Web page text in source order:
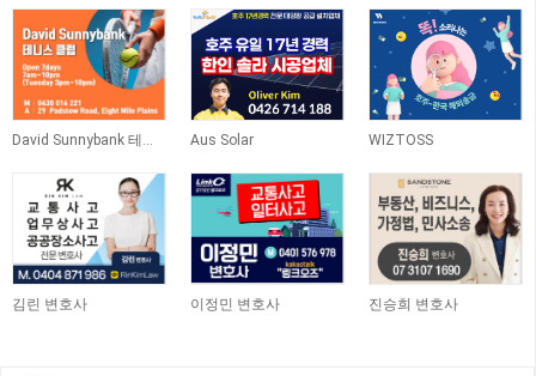
Aus Solar WIZTOSS
김린 변호사 이정민 변호사 진승희 변호사